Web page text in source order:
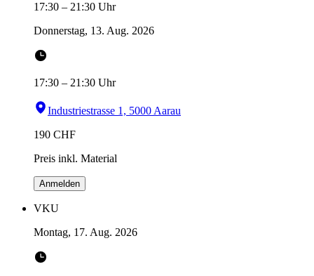
17:30 – 21:30 Uhr
Donnerstag, 13. Aug. 2026
17:30 – 21:30 Uhr
Industriestrasse 1, 5000 Aarau
190 CHF
Preis inkl. Material
Anmelden
VKU
Montag, 17. Aug. 2026